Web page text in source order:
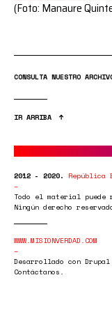
(Foto: Manaure
CONSULTA NUESTRO
IR ARRIBA
2012 - 2020. República
Todo el material
Ningún derecho
WWW.MISIONVERDAD.COM
Desarrollado con
Contáctanos.